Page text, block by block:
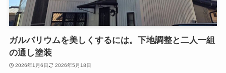
ガルバリウムを美しくするには。下地調整と二人一組
の通し塗装
2026年1月6日 2026年5月18日